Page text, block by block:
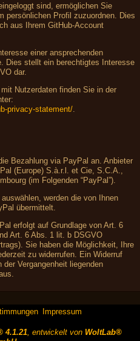
sind, ermöglichen Sie
persönlichen Profil zuzuordnen. Dies
aus Ihrem GitHub-Account
einer ansprechenden
Dies stellt ein berechtigtes Interesse
dar.
Nutzerdaten finden Sie in der
privacy-statement/
Bezahlung via PayPal an. Anbieter
(Europe) S.à.r.l. et Cie, S.C.A.,
(im Folgenden “PayPal”).
werden die von Ihnen
übermittelt.
erfolgt auf Grundlage von Art. 6
Art. 6 Abs. 1 lit. b DSGVO
Sie haben die Möglichkeit, Ihre
zu widerrufen. Ein Widerruf
Vergangenheit liegenden
Impressum
4.1.21, entwickelt von WoltLab®